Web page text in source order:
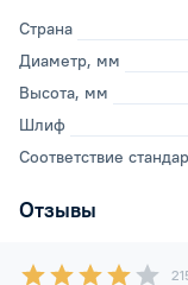
Страна
Диаметр, мм
Высота, мм
Шлиф
Соответствие
Отзывы